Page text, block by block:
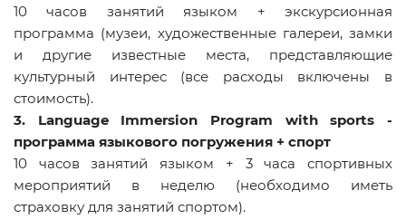
10 часов занятий языком + экскурсионная
программа (музеи, художественные галереи, замки
и другие известные места, представляющие
культурный интерес (все расходы включены в
стоимость).
3. Language Immersion Program with sports -
программа языкового погружения + спорт
10 часов занятий языком + 3 часа спортивных
мероприятий в неделю (необходимо иметь
страховку для занятий спортом).